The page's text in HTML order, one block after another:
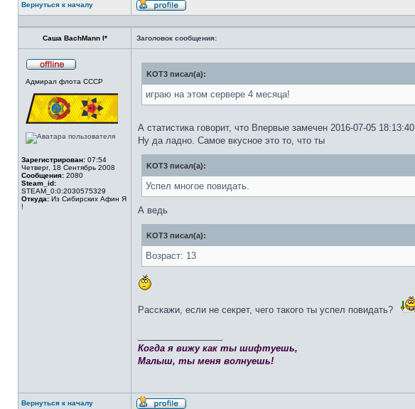
Вернуться к началу
Профиль
Саша BachMann I*
Заголовок сообщения:
в
Адмирал флота СССР
Зарегистрирован: 07:54
Четверг, 18 Сентябрь 2008
Сообщения: 2080
Steam_id:
STEAM_0:0:2030575329
Откуда: Из Сибирских Афин Я
!
KOT3 писал(а):
играю на этом сервере 4 месяца!
А статистика говорит, что Впервые замечен 2016-07-05 18:13:40
Ну да ладно. Самое вкусное это то, что ты
KOT3 писал(а):
Успел многое повидать.
А ведь
KOT3 писал(а):
Возраст: 13
Расскажи, если не секрет, чего такого ты успел повидать?
Когда я вижу как ты шифтуешь,
Малыш, ты меня волнуешь!
Вернуться к началу